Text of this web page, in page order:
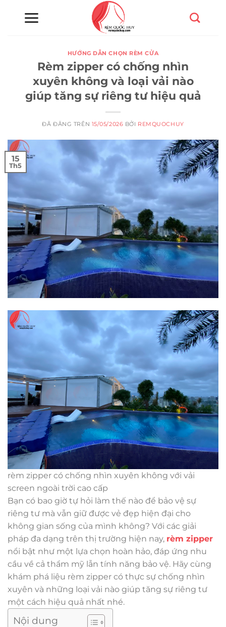
HƯỚNG DẪN CHỌN RÈM CỬA
Rèm zipper có chống nhìn
xuyên không và loại vải nào
giúp tăng sự riêng tư hiệu quả
ĐÃ ĐĂNG TRÊN 15/05/2026 BỞI REMQUOCHUY
15
Th5
rèm zipper có chống nhìn xuyên không với vải
screen ngoài trời cao cấp
Bạn có bao giờ tự hỏi làm thế nào để bảo vệ sự
riêng tư mà vẫn giữ được vẻ đẹp hiện đại cho
không gian sống của mình không? Với các giải
pháp đa dạng trên thị trường hiện nay, rèm zipper
nổi bật như một lựa chọn hoàn hảo, đáp ứng nhu
cầu về cả thẩm mỹ lẫn tính năng bảo vệ. Hãy cùng
khám phá liệu rèm zipper có thực sự chống nhìn
xuyên và những loại vải nào giúp tăng sự riêng tư
một cách hiệu quả nhất nhé.
Nội dung